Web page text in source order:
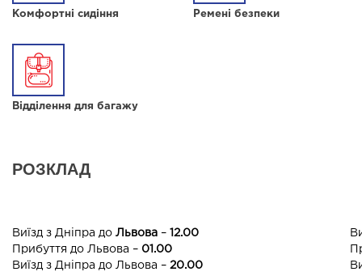
Комфортні сидіння Ремені безпеки
Відділення для багажу
РОЗКЛАД
Виїзд з Дніпра до Львова – 12.00
Прибуття до Львова – 01.00
Виїзд з Дніпра до Львова – 20.00